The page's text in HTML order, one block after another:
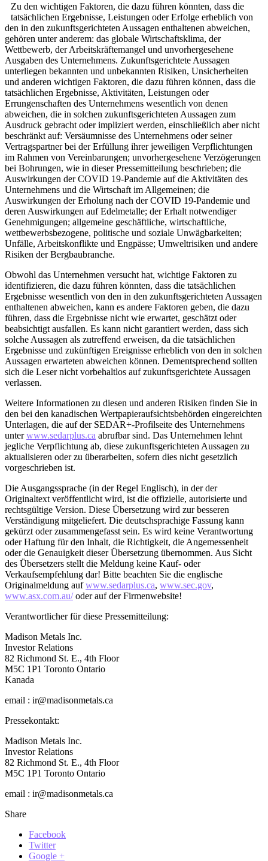
Zu den wichtigen Faktoren, die dazu führen könnten, dass die
tatsächlichen Ergebnisse, Leistungen oder Erfolge erheblich von
den in den zukunftsgerichteten Aussagen enthaltenen abweichen,
gehören unter anderem: das globale Wirtschaftsklima, der
Wettbewerb, der Arbeitskräftemangel und unvorhergesehene
Ausgaben des Unternehmens. Zukunftsgerichtete Aussagen
unterliegen bekannten und unbekannten Risiken, Unsicherheiten
und anderen wichtigen Faktoren, die dazu führen können, dass die
tatsächlichen Ergebnisse, Aktivitäten, Leistungen oder
Errungenschaften des Unternehmens wesentlich von denen
abweichen, die in solchen zukunftsgerichteten Aussagen zum
Ausdruck gebracht oder impliziert werden, einschließlich aber nicht
beschränkt auf: Versäumnisse des Unternehmens oder seiner
Vertragspartner bei der Erfüllung ihrer jeweiligen Verpflichtungen
im Rahmen von Vereinbarungen; unvorhergesehene Verzögerungen
bei Bohrungen, wie in dieser Pressemitteilung beschrieben; die
Auswirkungen der COVID 19-Pandemie auf die Aktivitäten des
Unternehmens und die Wirtschaft im Allgemeinen; die
Auswirkungen der Erholung nach der COVID 19-Pandemie und
deren Auswirkungen auf Edelmetalle; der Erhalt notwendiger
Genehmigungen; allgemeine geschäftliche, wirtschaftliche,
wettbewerbsbezogene, politische und soziale Unwägbarkeiten;
Unfälle, Arbeitskonflikte und Engpässe; Umweltrisiken und andere
Risiken der Bergbaubranche.
Obwohl das Unternehmen versucht hat, wichtige Faktoren zu
identifizieren, die dazu führen könnten, dass die tatsächlichen
Ergebnisse wesentlich von den in den zukunftsgerichteten Aussagen
enthaltenen abweichen, kann es andere Faktoren geben, die dazu
führen, dass die Ergebnisse nicht wie erwartet, geschätzt oder
beabsichtigt ausfallen. Es kann nicht garantiert werden, dass sich
solche Aussagen als zutreffend erweisen, da die tatsächlichen
Ergebnisse und zukünftigen Ereignisse erheblich von den in solchen
Aussagen erwarteten abweichen können. Dementsprechend sollten
sich die Leser nicht vorbehaltlos auf zukunftsgerichtete Aussagen
verlassen.
Weitere Informationen zu diesen und anderen Risiken finden Sie in
den bei den kanadischen Wertpapieraufsichtsbehörden eingereichten
Unterlagen, die auf der SEDAR+-Profilseite des Unternehmens
unterwww.sedarplus.ca abrufbar sind. Das Unternehmen lehnt
jegliche Verpflichtung ab, diese zukunftsgerichteten Aussagen zu
aktualisieren oder zu überarbeiten, sofern dies nicht gesetzlich
vorgeschrieben ist.
Die Ausgangssprache (in der Regel Englisch), in der der
Originaltext veröffentlicht wird, ist die offizielle, autorisierte und
rechtsgültige Version. Diese Übersetzung wird zur besseren
Verständigung mitgeliefert. Die deutschsprachige Fassung kann
gekürzt oder zusammengefasst sein. Es wird keine Verantwortung
oder Haftung für den Inhalt, die Richtigkeit, die Angemessenheit
oder die Genauigkeit dieser Übersetzung übernommen. Aus Sicht
des Übersetzers stellt die Meldung keine Kauf- oder
Verkaufsempfehlung dar! Bitte beachten Sie die englische
Originalmeldung aufwww.sedarplus.ca, www.sec.gov,
www.asx.com.au/oder auf der Firmenwebsite!
Verantwortlicher für diese Pressemitteilung:
Madison Metals Inc.
Investor Relations
82 Richmond St. E., 4th Floor
M5C 1P1 Toronto Ontario
Kanada
email : ir@madisonmetals.ca
Pressekontakt:
Madison Metals Inc.
Investor Relations
82 Richmond St. E., 4th Floor
M5C 1P1 Toronto Ontario
email : ir@madisonmetals.ca
Share
Facebook
Twitter
Google +